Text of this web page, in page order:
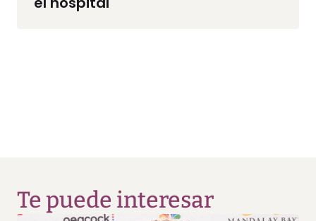
Te puede interesar